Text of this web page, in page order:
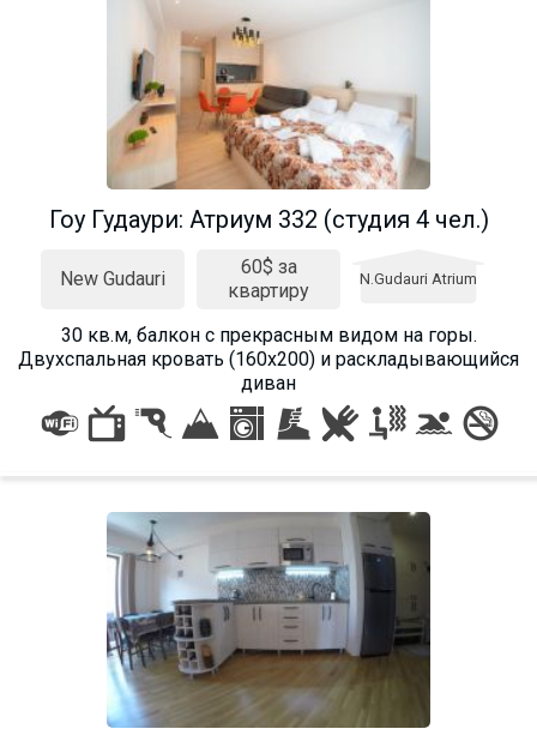
Гоу Гудаури: Атриум 332 (студия 4 чел.)
New Gudauri
60$ за
квартиру
N.Gudauri Atrium
30 кв.м, балкон с прекрасным видом на горы.
Двухспальная кровать (160х200) и раскладывающийся
диван